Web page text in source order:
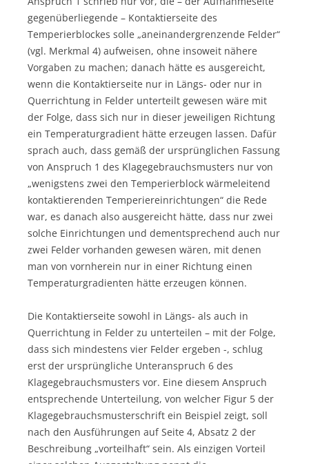
gegenüberliegende – Kontaktierseite des
Temperierblockes solle „aneinandergrenzende Felder“
(vgl. Merkmal 4) aufweisen, ohne insoweit nähere
Vorgaben zu machen; danach hätte es ausgereicht,
wenn die Kontaktierseite nur in Längs- oder nur in
Querrichtung in Felder unterteilt gewesen wäre mit
der Folge, dass sich nur in dieser jeweiligen Richtung
ein Temperaturgradient hätte erzeugen lassen. Dafür
sprach auch, dass gemäß der ursprünglichen Fassung
von Anspruch 1 des Klagegebrauchsmusters nur von
„wenigstens zwei den Temperierblock wärmeleitend
kontaktierenden Temperiereinrichtungen“ die Rede
war, es danach also ausgereicht hätte, dass nur zwei
solche Einrichtungen und dementsprechend auch nur
zwei Felder vorhanden gewesen wären, mit denen
man von vornherein nur in einer Richtung einen
Temperaturgradienten hätte erzeugen können.
Die Kontaktierseite sowohl in Längs- als auch in
Querrichtung in Felder zu unterteilen – mit der Folge,
dass sich mindestens vier Felder ergeben -, schlug
erst der ursprüngliche Unteranspruch 6 des
Klagegebrauchsmusters vor. Eine diesem Anspruch
entsprechende Unterteilung, von welcher Figur 5 der
Klagegebrauchsmusterschrift ein Beispiel zeigt, soll
nach den Ausführungen auf Seite 4, Absatz 2 der
Beschreibung „vorteilhaft“ sein. Als einzigen Vorteil